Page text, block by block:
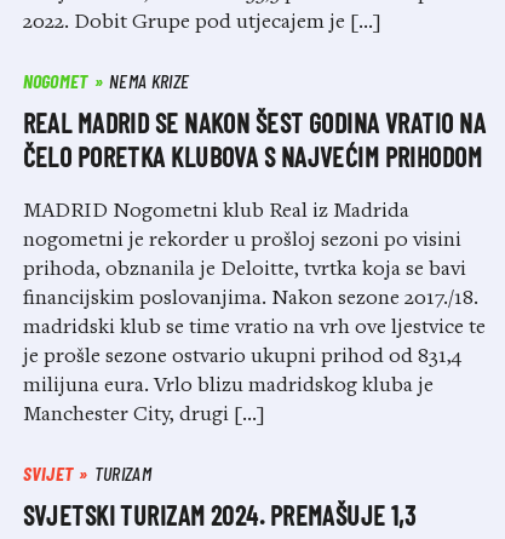
2022. Dobit Grupe pod utjecajem je […]
NOGOMET NEMA KRIZE
REAL MADRID SE NAKON ŠEST GODINA VRATIO NA
ČELO PORETKA KLUBOVA S NAJVEĆIM PRIHODOM
MADRID Nogometni klub Real iz Madrida
nogometni je rekorder u prošloj sezoni po visini
prihoda, obznanila je Deloitte, tvrtka koja se bavi
financijskim poslovanjima. Nakon sezone 2017./18.
madridski klub se time vratio na vrh ove ljestvice te
je prošle sezone ostvario ukupni prihod od 831,4
milijuna eura. Vrlo blizu madridskog kluba je
Manchester City, drugi […]
SVIJET TURIZAM
SVJETSKI TURIZAM 2024. PREMAŠUJE 1,3